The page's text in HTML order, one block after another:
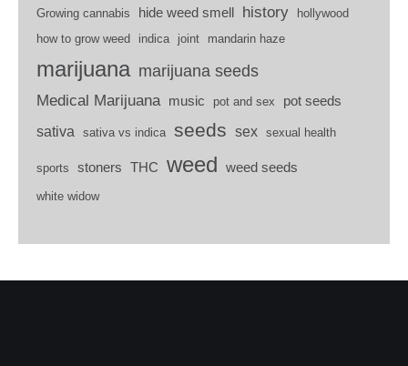
Growing cannabis hide weed smell history
hollywood
how to grow weed
indica joint mandarin haze
marijuana marijuana seeds
Medical Marijuana
music pot and sex pot seeds
sativa sativa vs indica seeds sex sexual health
sports stoners THC weed weed seeds
white widow